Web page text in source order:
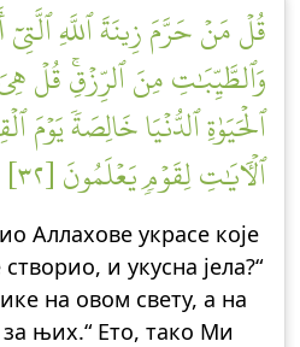
قُلۡ مَنۡ حَرَّمَ زِينَةَ ٱللَّهِ
وَٱلطَّيِّبَٰتِ مِنَ ٱلرِّزۡقِۚ قُلۡ هِيَ
ٱلۡحَيَوٰةِ ٱلدُّنۡيَا خَالِصَةٗ
ٱلۡأٓيَٰتِ لِقَوۡمٖ يَعۡلَمُونَ [٣٢]
Аллахове украсе које
и укусна јела?“
на овом свету, а на
њих.“ Ето, тако Ми